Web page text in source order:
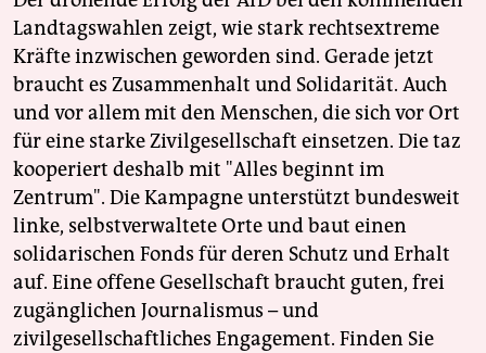
Landtagswahlen zeigt, wie stark rechtsextreme
Kräfte inzwischen geworden sind. Gerade jetzt
braucht es Zusammenhalt und Solidarität. Auch
und vor allem mit den Menschen, die sich vor Ort
für eine starke Zivilgesellschaft einsetzen. Die taz
kooperiert deshalb mit "Alles beginnt im
Zentrum". Die Kampagne unterstützt bundesweit
linke, selbstverwaltete Orte und baut einen
solidarischen Fonds für deren Schutz und Erhalt
auf. Eine offene Gesellschaft braucht guten, frei
zugänglichen Journalismus – und
zivilgesellschaftliches Engagement. Finden Sie